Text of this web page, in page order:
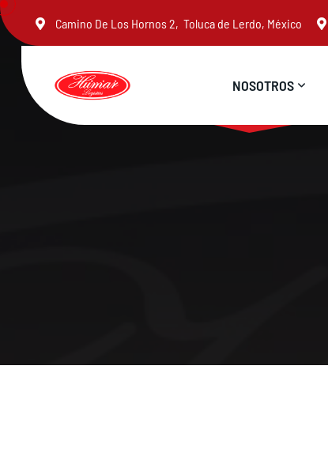
Camino De Los Hornos 2, Toluca de Lerdo, México
NOSOTROS